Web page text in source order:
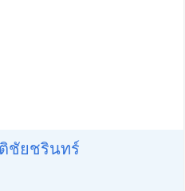
ชัยชรินทร์